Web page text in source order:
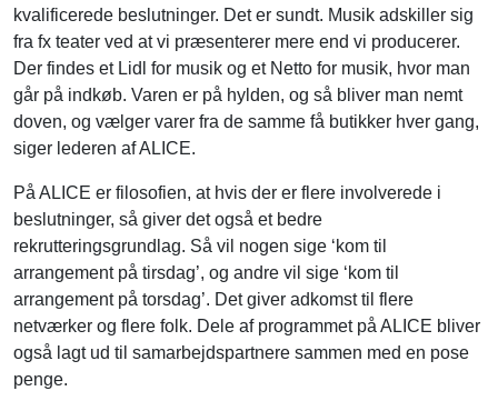
kvalificerede beslutninger. Det er sundt. Musik adskiller sig
fra fx teater ved at vi præsenterer mere end vi producerer.
Der findes et Lidl for musik og et Netto for musik, hvor man
går på indkøb. Varen er på hylden, og så bliver man nemt
doven, og vælger varer fra de samme få butikker hver gang,
siger lederen af ALICE.
På ALICE er filosofien, at hvis der er flere involverede i
beslutninger, så giver det også et bedre
rekrutteringsgrundlag. Så vil nogen sige ‘kom til
arrangement på tirsdag’, og andre vil sige ‘kom til
arrangement på torsdag’. Det giver adkomst til flere
netværker og flere folk. Dele af programmet på ALICE bliver
også lagt ud til samarbejdspartnere sammen med en pose
penge.